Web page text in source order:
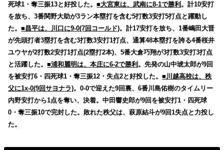
死球1・奪三振13と好投した。■大宮東は、武南に8-1で勝利 。計10安打
を放ち、3番関野大助が3ラン本塁打を含む5打数3安打5打点と躍動し
た。■昌平は、川口に9-0(7回コールド)。計17安打を放ち、1番嶋田大晋
が先頭打者3塁打を含む3打数3安打1打点、通算48本塁打を誇る4番桜井
ユウヤが2打数2安打1打点(2塁打2本)、5番大倉巧翔が3打数3安打3打点
と活躍した。■浦和麗明は、本庄に6-2で勝利 。先発の山中琥太郎が9回
を被安打6・四死球1・奪三振12・失点2と好投した。■川越高校は、秩
父に1x-0(9回サヨナラ)。0-0で迎えた9回裏、6番川島佑樹のタイムリー
内野安打から1点を奪い、決着。中田響史郎が9回を被安打1・四死球
0・奪三振10で完封した。敗れた秩父は、萩原結斗が9回1失点と力投し
た。